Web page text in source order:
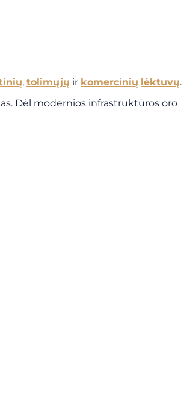
, tolimųjų ir komercinių lėktuvų.
Dėl modernios infrastruktūros oro